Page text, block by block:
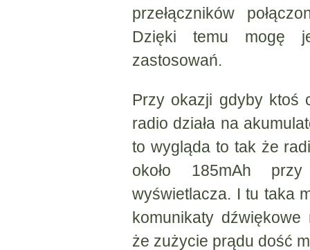
przełączników
Dzięki temu mogę
zastosowań.
Przy okazji gdyby ktoś
radio działa na
to wygląda to tak że
około 185mAh przy
wyświetlacza. I tu taka
komunikaty dźwiękowe
że zużycie prądu dość